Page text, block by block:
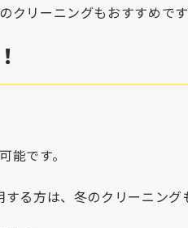
クリーニングもおすすめです
能です。
る方は、冬のクリーニング